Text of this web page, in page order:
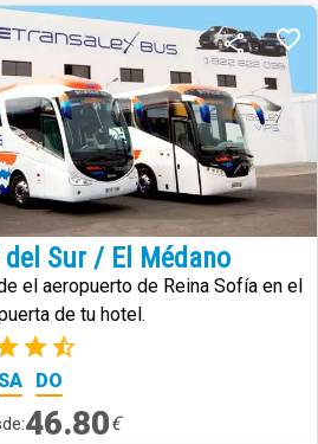
Sur / El Médano
el aeropuerto de Reina Sofía en el
de tu hotel.
(22)
DO
46.80€